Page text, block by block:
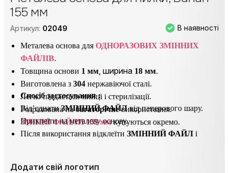
155 мм
Артикул: 02049 В наявності
Металева основа для ОДНОРАЗОВИХ ЗМІННИХ
ФАЙЛІВ.
Товщина основи 1 мм, ширина 18 мм.
Виготовлена з 304 нержавіючої сталі.
Легко піддається мийці і стерилізації.
Розрахована набагаторічневикористання.
ЗМІННІ ФАЙЛИ 155 ммкупуються окремо.
Спосіб застосування:
Від’єднатиЗМІННИЙ ФАЙЛвід паперового шару.
Приклеїти на металеву основу.
Після використання відклеїти ЗМІННИЙ ФАЙЛ і
Додати свій логотип